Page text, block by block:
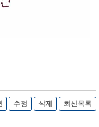
수정 삭제 최신목록